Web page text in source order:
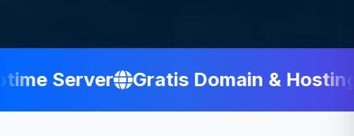
Server Gratis Domain & Hosting